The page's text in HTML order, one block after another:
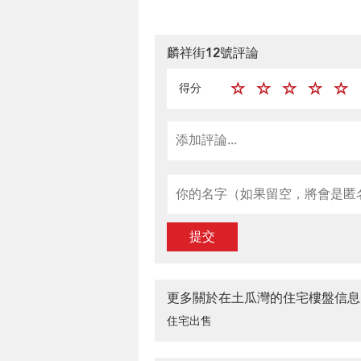
麟祥街12號評論
得分
提交
更多關於在土瓜灣的住宅樓盤信息
住宅出售